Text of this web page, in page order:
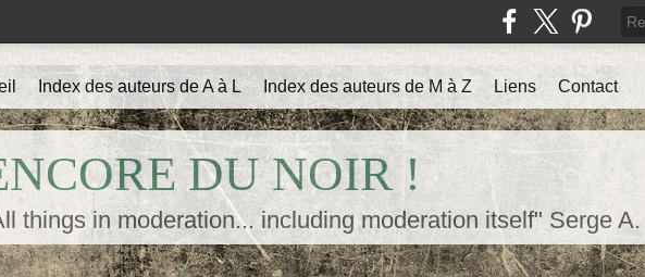
DU NOIR !
things in moderation... including moderation itself" Serge
Index des auteurs de A à L Index des auteurs de M à Z Liens Contact